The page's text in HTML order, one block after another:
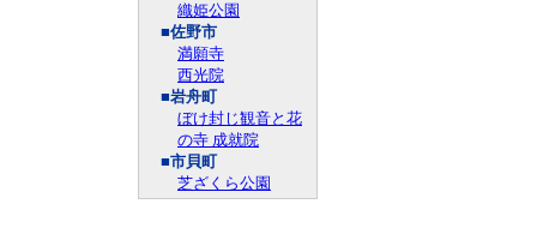
織姫公園
■佐野市
満願寺
西光院
■岩舟町
ぼけ封じ観音と花
の寺 成就院
■市貝町
芝ざくら公園